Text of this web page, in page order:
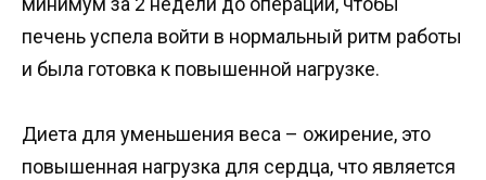
печень успела войти в нормальный ритм работы
и была готовка к повышенной нагрузке.
Диета для уменьшения веса – ожирение, это
повышенная нагрузка для сердца, что является